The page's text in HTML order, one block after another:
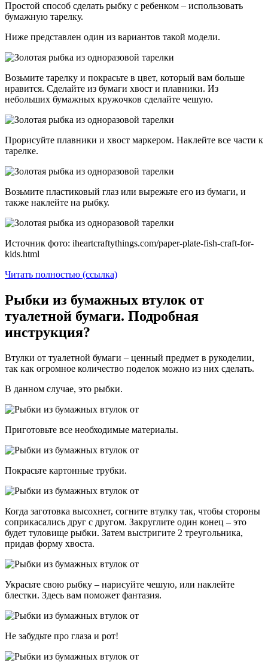
Простой способ сделать рыбку с ребенком – использовать
бумажную тарелку.
Ниже представлен один из вариантов такой модели.
Возьмите тарелку и покрасьте в цвет, который вам больше
нравится. Сделайте из бумаги хвост и плавники. Из
небольших бумажных кружочков сделайте чешую.
Прорисуйте плавники и хвост маркером. Наклейте все части к
тарелке.
Возьмите пластиковый глаз или вырежьте его из бумаги, и
также наклейте на рыбку.
Источник фото: iheartcraftythings.com/paper-plate-fish-craft-for-
kids.html
Читать полностью (ссылка)
Рыбки из бумажных втулок от
туалетной бумаги. Подробная
инструкция?
Втулки от туалетной бумаги – ценный предмет в рукоделии,
так как огромное количество поделок можно из них сделать.
В данном случае, это рыбки.
Приготовьте все необходимые материалы.
Покрасьте картонные трубки.
Когда заготовка высохнет, согните втулку так, чтобы стороны
соприкасались друг с другом. Закруглите один конец – это
будет туловище рыбки. Затем выстригите 2 треугольника,
придав форму хвоста.
Украсьте свою рыбку – нарисуйте чешую, или наклейте
блестки. Здесь вам поможет фантазия.
Не забудьте про глаза и рот!